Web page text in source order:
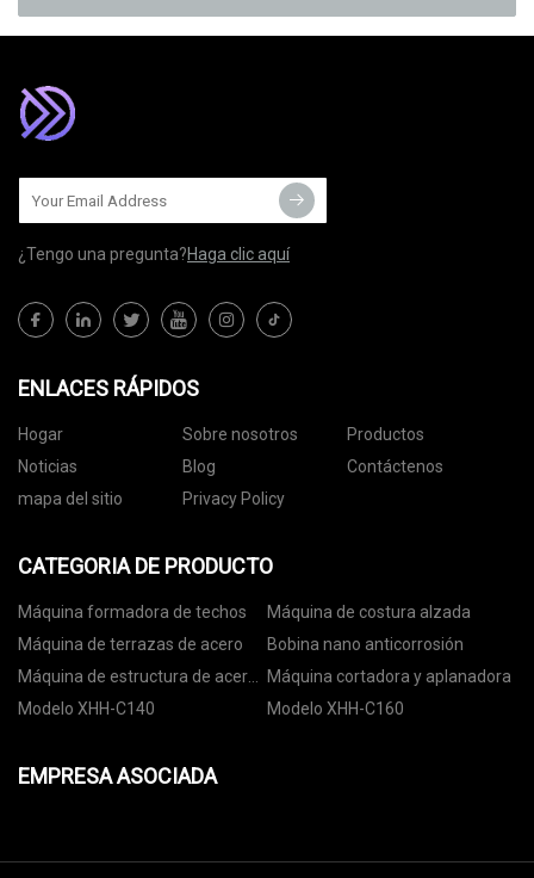
¿Tengo una pregunta?Haga clic aquí
ENLACES RÁPIDOS
Hogar Sobre nosotros
Productos
Noticias
Blog
Contáctenos
mapa del sitio
Privacy Policy
CATEGORIA DE PRODUCTO
Máquina formadora de techos
Máquina de costura alzada
Máquina de terrazas de acero
Bobina nano anticorrosión
Máquina de estructura de acero
de calibre ligero
Máquina cortadora y aplanadora
Modelo XHH-C140
Modelo XHH-C160
EMPRESA ASOCIADA